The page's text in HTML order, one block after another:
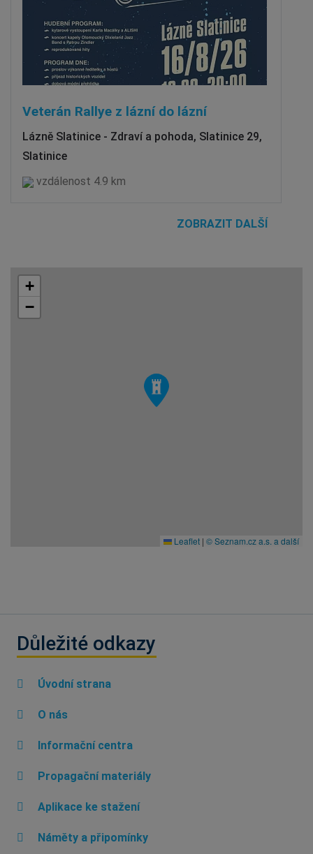
Veterán Rallye z lázní do lázní
Lázně Slatinice - Zdraví a pohoda, Slatinice 29,
Slatinice
vzdálenost 4.9 km
ZOBRAZIT DALŠÍ
+
−
Leaflet | © Seznam.cz a.s. a další
Důležité odkazy
Úvodní strana
O nás
Informační centra
Propagační materiály
Aplikace ke stažení
Náměty a připomínky